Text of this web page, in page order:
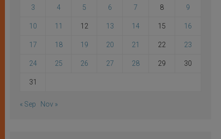
3 4 5 6 7 8 9
10 11 12 13 14 15 16
17 18 19 20 21 22 23
24 25 26 27 28 29 30
31
« Sep Nov »